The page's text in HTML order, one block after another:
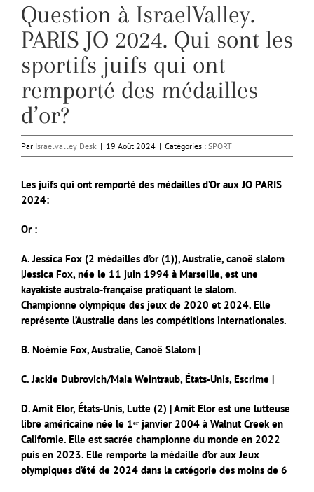
Question à IsraelValley.
PARIS JO 2024. Qui sont les
sportifs juifs qui ont
remporté des médailles
d’or?
Par Israelvalley Desk | 19 Août 2024 | Catégories : SPORT
Les juifs qui ont remporté des médailles d’Or aux JO PARIS
2024:
Or :
A. Jessica Fox (2 médailles d’or (1)), Australie, canoë slalom
|Jessica Fox, née le 11 juin 1994 à Marseille, est une
kayakiste australo-française pratiquant le slalom.
Championne olympique des jeux de 2020 et 2024. Elle
représente l’Australie dans les compétitions internationales.
B. Noémie Fox, Australie, Canoë Slalom |
C. Jackie Dubrovich/Maia Weintraub, États-Unis, Escrime |
D. Amit Elor, États-Unis, Lutte (2) | Amit Elor est une lutteuse
libre américaine née le 1ᵉʳ janvier 2004 à Walnut Creek en
Californie. Elle est sacrée championne du monde en 2022
puis en 2023. Elle remporte la médaille d’or aux Jeux
olympiques d’été de 2024 dans la catégorie des moins de 6